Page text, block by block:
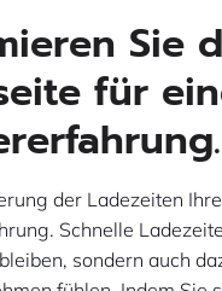
Sie
für
der Ladezeiten
Schnelle
sondern auch